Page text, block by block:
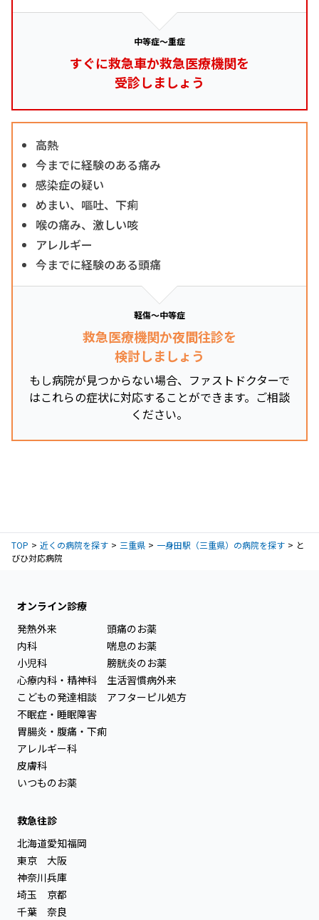
中等症～重症
すぐに救急車か救急医療機関を
受診しましょう
高熱
今までに経験のある痛み
感染症の疑い
めまい、嘔吐、下痢
喉の痛み、激しい咳
アレルギー
今までに経験のある頭痛
軽傷～中等症
救急医療機関か夜間往診を
検討しましょう
もし病院が見つからない場合、ファストドクターで
はこれらの症状に対応することができます。ご相談
ください。
TOP 近くの病院を探す 三重県 一身田駅（三重県）の病院を探す
と
びひ対応病院
オンライン診療
発熱外来
内科
小児科
心療内科・精神科
こどもの発達相談
不眠症・睡眠障害
胃腸炎・腹痛・下痢
アレルギー科
皮膚科
いつものお薬
頭痛のお薬
喘息のお薬
膀胱炎のお薬
生活習慣病外来
アフターピル処方
救急往診
北海道
東京
神奈川
埼玉
千葉
愛知
大阪
兵庫
京都
奈良
福岡